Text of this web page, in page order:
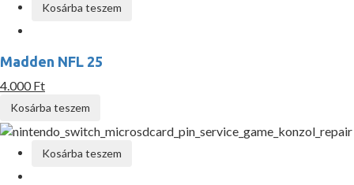
Kosárba teszem
Madden NFL 25
4.000 Ft
Kosárba teszem
Kosárba teszem